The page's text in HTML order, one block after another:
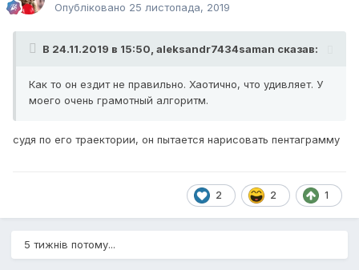
Опубліковано 25 листопада, 2019
В 24.11.2019 в 15:50, aleksandr7434saman сказав:
Как то он ездит не правильно. Хаотично, что удивляет. У
моего очень грамотный алгоритм.
судя по его траектории, он пытается нарисовать пентаграмму
2 2 1
5 тижнів потому...